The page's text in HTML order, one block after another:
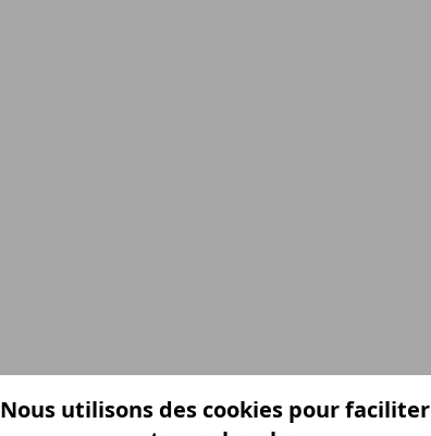
Nous utilisons des cookies pour faciliter